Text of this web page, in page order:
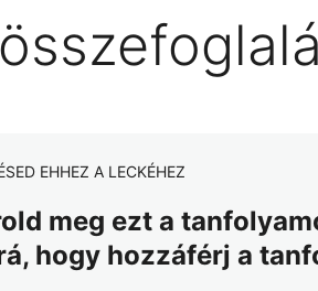
EHHEZ A LECKÉHEZ
meg ezt a
hogy hozzáférj a